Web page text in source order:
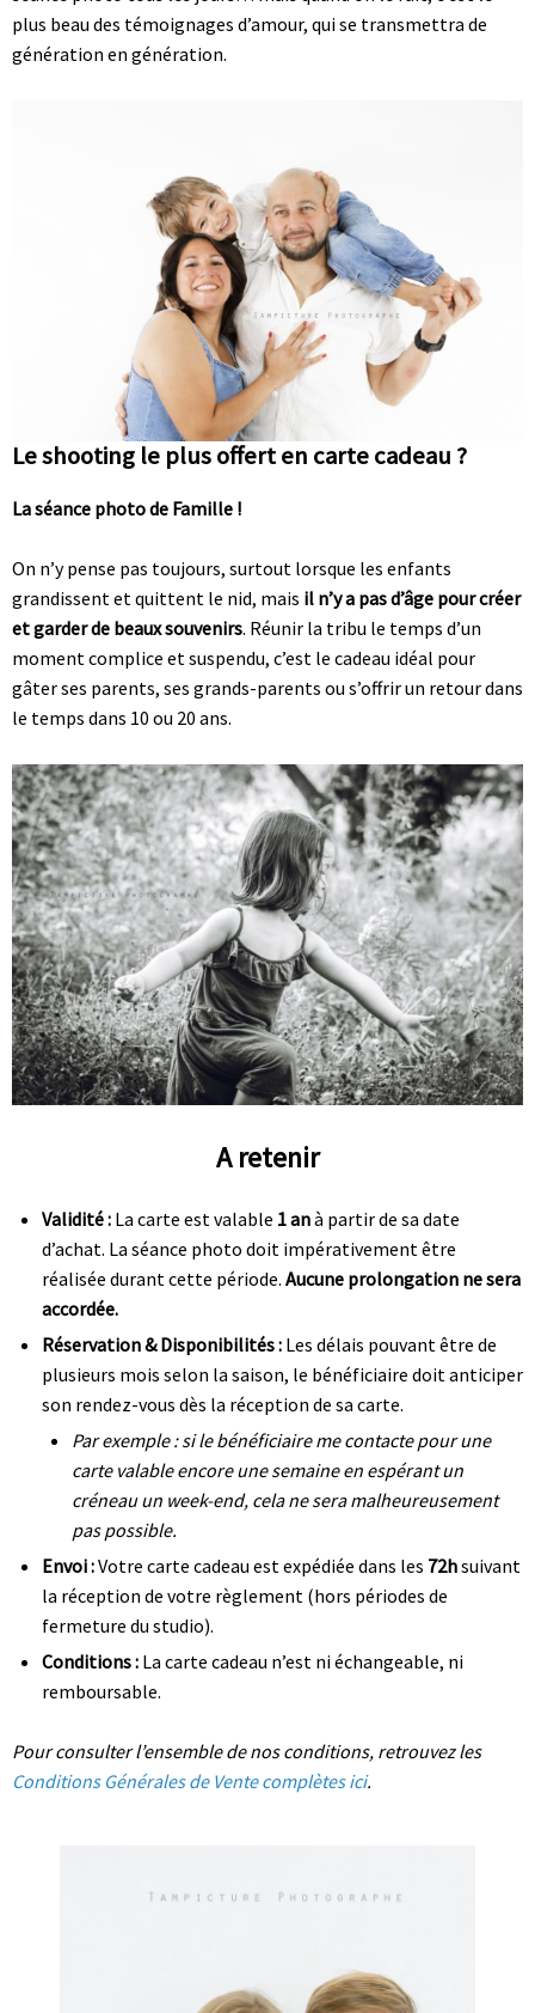
plus beau des témoignages d’amour, qui se transmettra de
génération en génération.
Le shooting le plus offert en carte cadeau ?
La séance photo de Famille !
On n’y pense pas toujours, surtout lorsque les enfants
grandissent et quittent le nid, mais il n’y a pas d’âge pour créer
et garder de beaux souvenirs. Réunir la tribu le temps d’un
moment complice et suspendu, c’est le cadeau idéal pour
gâter ses parents, ses grands-parents ou s’offrir un retour dans
le temps dans 10 ou 20 ans.
A retenir
Validité : La carte est valable 1 anà partir de sa date
d’achat. La séance photo doit impérativement être
réalisée durant cette période. Aucune prolongation ne sera
accordée.
Réservation & Disponibilités : Les délais pouvant être de
plusieurs mois selon la saison, le bénéficiaire doit anticiper
son rendez-vous dès la réception de sa carte.
Par exemple : si le bénéficiaire me contacte pour une
carte valable encore une semaine en espérant un
créneau un week-end, cela ne sera malheureusement
pas possible.
Envoi :Votre carte cadeau est expédiée dans les 72hsuivant
la réception de votre règlement (hors périodes de
fermeture du studio).
Conditions : La carte cadeau n’est ni échangeable, ni
remboursable.
Pour consulter l’ensemble de nos conditions, retrouvez les
Conditions Générales de Vente complètes ici.